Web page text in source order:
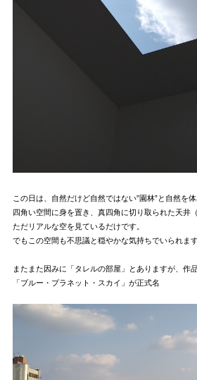
この日は、自然だけど自然ではない”園林”と自然を
四角い空間に身を置き、真四角に切り取られた天井
ただリアルな空を見ているだけです。
でもこの空間も不思議と穏やかな気持ちでいられます
またまた因みに「タレルの部屋」とありますが、作
「ブルー・プラネット・スカイ」が正式名